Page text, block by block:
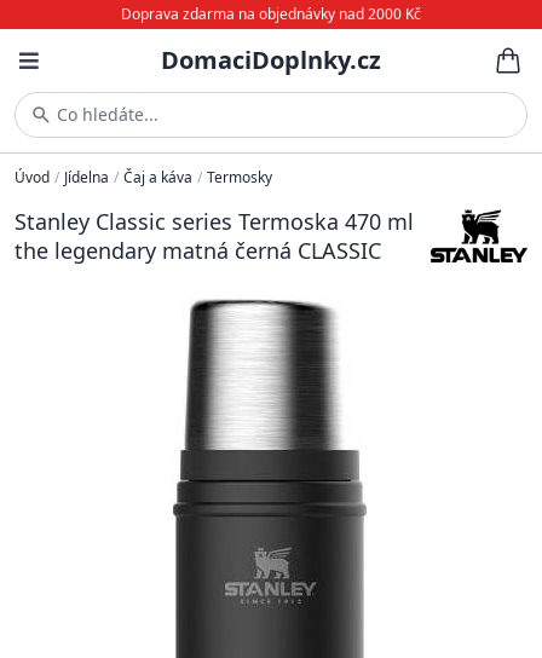
Doprava zdarma na objednávky nad 2000 Kč
DomaciDoplnky.cz
Co hledáte...
Úvod / Jídelna / Čaj a káva / Termosky
Stanley Classic series Termoska 470 ml
the legendary matná černá CLASSIC